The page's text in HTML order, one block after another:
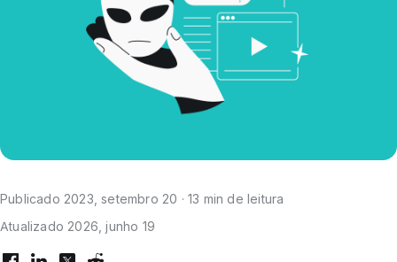
Publicado 2023, setembro 20 · 13 min de leitura
Atualizado 2026, junho 19